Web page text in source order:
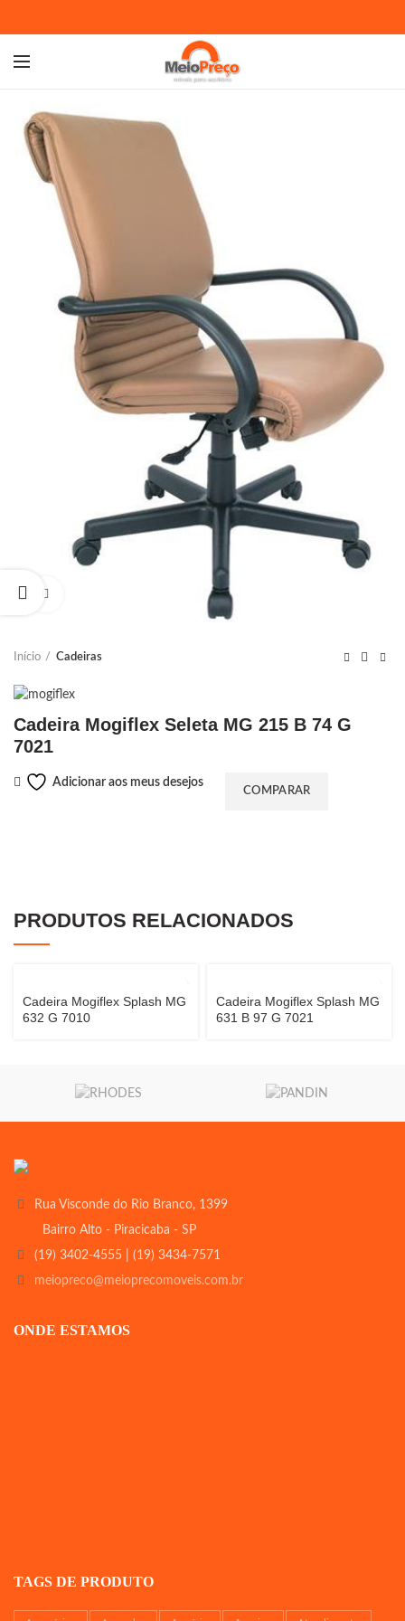
Início Cadeiras
Cadeira Mogiflex Seleta MG 215 B 74 G
7021
Adicionar aos meus desejos
COMPARAR
PRODUTOS RELACIONADOS
Cadeira Mogiflex Splash MG
632 G 7010
Cadeira Mogiflex Splash MG
631 B 97 G 7021
Rua Visconde do Rio Branco, 1399
Bairro Alto - Piracicaba - SP
(19) 3402-4555 | (19) 3434-7571
meiopreco@meioprecomoveis.com.br
ONDE ESTAMOS
TAGS DE PRODUTO